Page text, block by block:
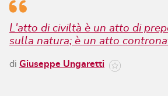
L'atto di civiltà è un atto di
sulla natura; è un atto
di Giuseppe Ungaretti